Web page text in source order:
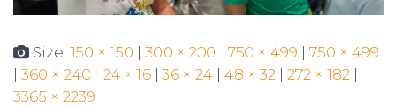
Size: 150 × 150 300 × 200 750 × 499
750 × 499
360 × 240 24 × 16 36 × 24 48 × 32 272 × 182
3365 × 2239